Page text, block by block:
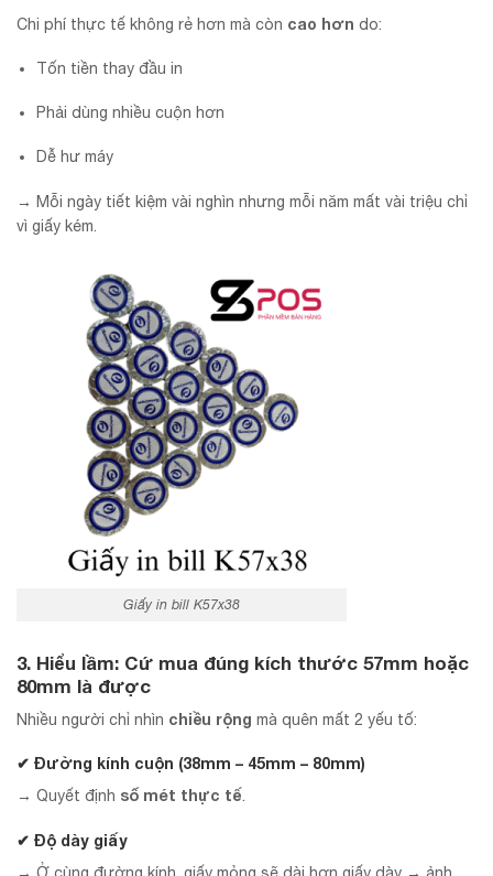
Chi phí thực tế không rẻ hơn mà còn cao hơn do:
Tốn tiền thay đầu in
Phải dùng nhiều cuộn hơn
Dễ hư máy
→ Mỗi ngày tiết kiệm vài nghìn nhưng mỗi năm mất vài triệu chỉ
vì giấy kém.
Giấy in bill K57x38
3. Hiểu lầm: Cứ mua đúng kích thước 57mm hoặc
80mm là được
Nhiều người chỉ nhìn chiều rộng mà quên mất 2 yếu tố:
✔ Đường kính cuộn (38mm – 45mm – 80mm)
→ Quyết định số mét thực tế.
✔ Độ dày giấy
→ Ở cùng đường kính, giấy mỏng sẽ dài hơn giấy dày → ảnh